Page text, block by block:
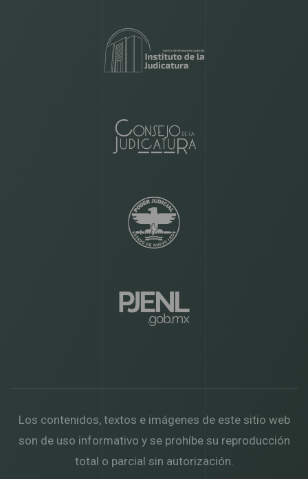
Los contenidos, textos e imágenes de este sitio web
son de uso informativo y se prohíbe su reproducción
total o parcial sin autorización.